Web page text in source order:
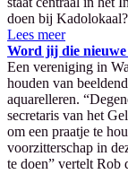
doen bij
Lees meer
Word jij die
Een vereniging in
houden van
aquarelleren.
secretaris van het
om een praatje te
voorzitterschap in
te doen” vertelt Rob